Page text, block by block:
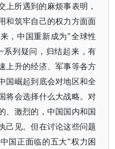
上所遇到的麻烦事表明，
和筑牢自己的权力方面面
，中国重新成为"全球性
列疑问，归结起来，有
上升的经济、军事等各方
国崛起到底会对地区和全
将会选择什么大战略。对
、激烈的，中国国内和国
己见。但在讨论这些问题
国正面临的五大"权力困